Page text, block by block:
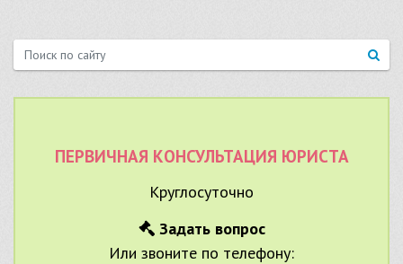
ПЕРВИЧНАЯ КОНСУЛЬТАЦИЯ ЮРИСТА
Круглосуточно
Задать вопрос
Или звоните по телефону: